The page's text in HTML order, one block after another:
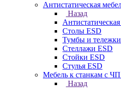
Антистатическая
Назад
Столы ESD
Тумбы и
Стеллажи ESD
Стойки ESD
Стулья ESD
Мебель к станкам с
Назад